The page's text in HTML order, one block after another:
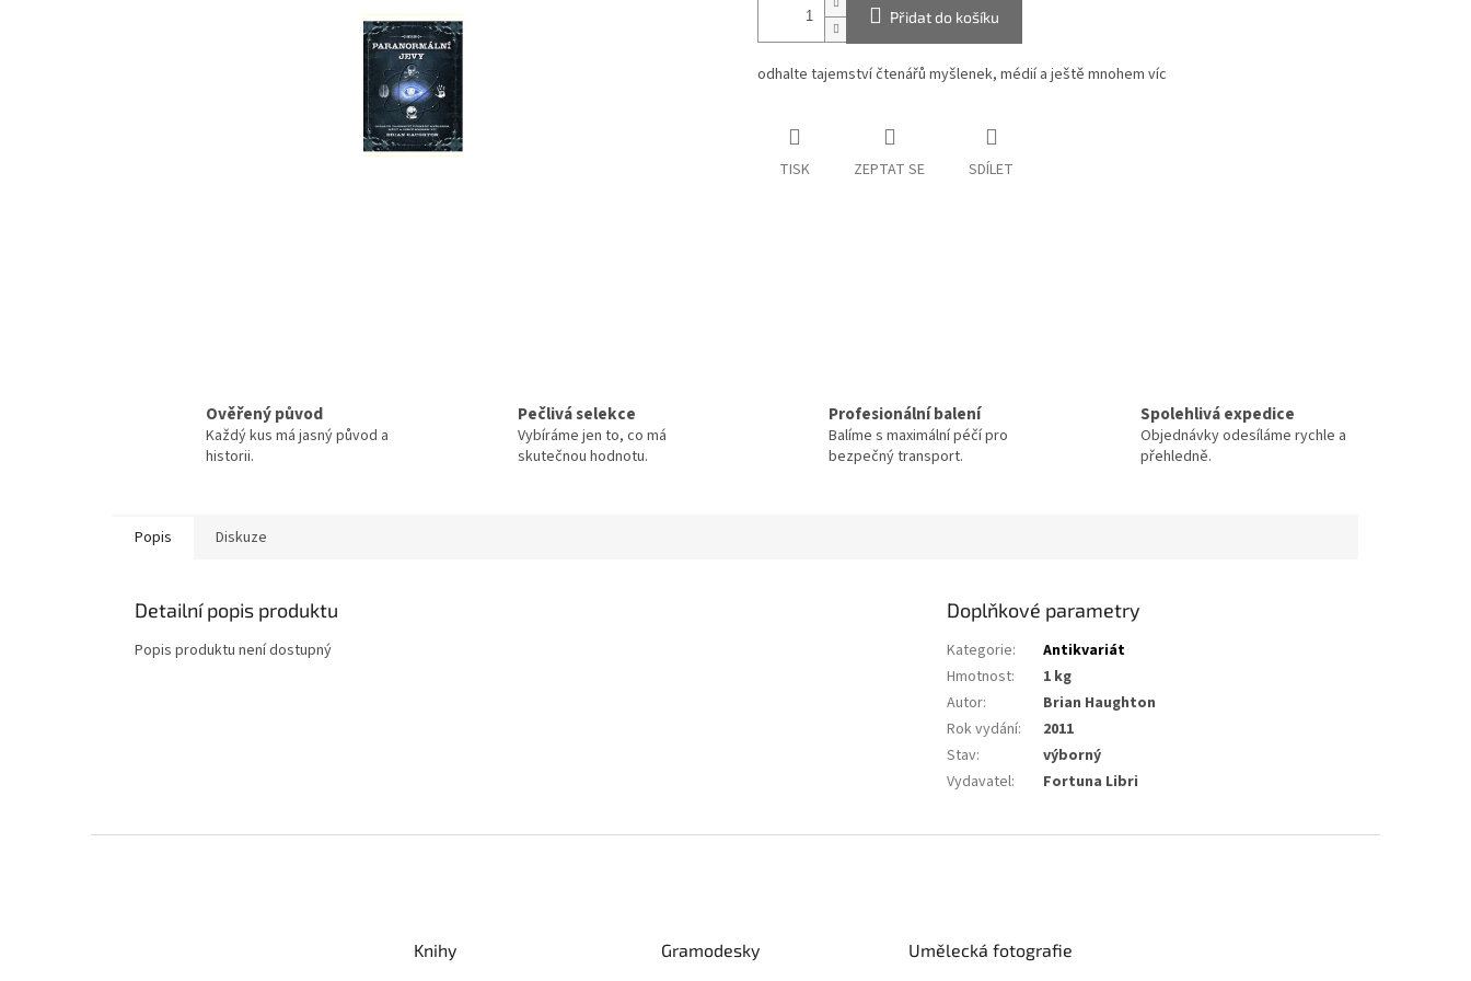
Přidat do košíku
odhalte tajemství čtenářů myšlenek, médií a ještě mnohem víc
TISK ZEPTAT SE SDÍLET
Ověřený původ
Každý kus má jasný původ a
historii.
Pečlivá selekce
Vybíráme jen to, co má
skutečnou hodnotu.
Profesionální balení
Balíme s maximální péčí pro
bezpečný transport.
Spolehlivá expedice
Objednávky odesíláme rychle a
přehledně.
Popis Diskuze
Detailní popis produktu
Popis produktu není dostupný
Doplňkové parametry
Kategorie:
Antikvariát
Hmotnost:
1 kg
Autor:
Brian Haughton
Rok vydání:
2011
Stav:
výborný
Vydavatel: Fortuna Libri
Knihy Gramodesky Umělecká fotografie